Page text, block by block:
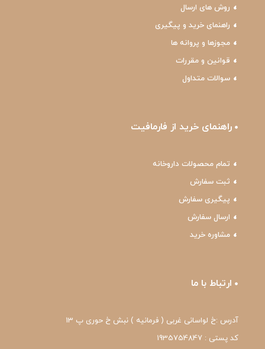
روش های ارسال
راهنمای خرید و پیگیری
مجوزها و پروانه ها
قوانین و مقررات
سوالات متداول
راهنمای خرید از فارمافیت
تمام محصولات داروخانه
ثبت سفارش
پیگیری سفارش
ارسال سفارش
مشاوره خرید
ارتباط با ما
آدرس :خ لواسانی غربی ( فرمانیه ) نبش خ حوری پ 13
کد پستی : 1935754847